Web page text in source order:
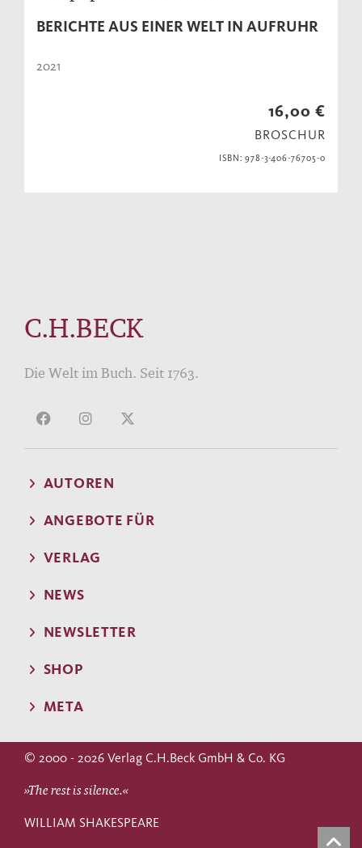
BERICHTE AUS EINER WELT IN AUFRUHR
2021
16,00 €
BROSCHUR
ISBN: 978-3-406-76705-0
C.H.BECK
Die Welt im Buch. Seit 1763.
AUTOREN
ANGEBOTE FÜR
VERLAG
NEWS
NEWSLETTER
SHOP
META
© 2000 - 2026 Verlag C.H.Beck GmbH & Co. KG
»The rest is silence.«
WILLIAM SHAKESPEARE